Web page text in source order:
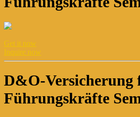
Get it now
Inquire now
D&O-Versicherung
Führungskräfte